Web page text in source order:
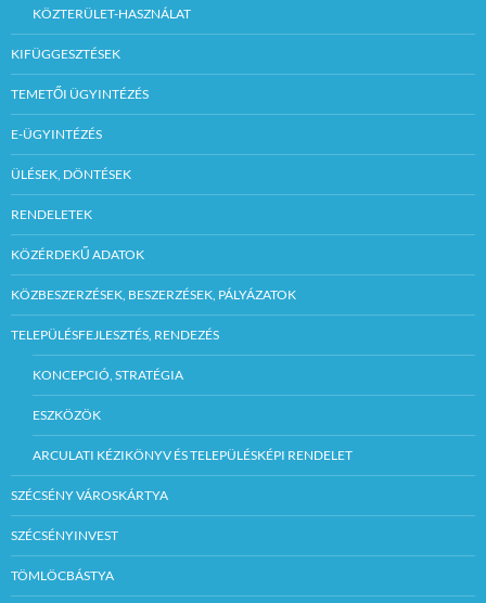
KÖZTERÜLET-HASZNÁLAT
KIFÜGGESZTÉSEK
TEMETŐI ÜGYINTÉZÉS
E-ÜGYINTÉZÉS
ÜLÉSEK, DÖNTÉSEK
RENDELETEK
KÖZÉRDEKŰ ADATOK
KÖZBESZERZÉSEK, BESZERZÉSEK, PÁLYÁZATOK
TELEPÜLÉSFEJLESZTÉS, RENDEZÉS
KONCEPCIÓ, STRATÉGIA
ESZKÖZÖK
ARCULATI KÉZIKÖNYV ÉS TELEPÜLÉSKÉPI RENDELET
SZÉCSÉNY VÁROSKÁRTYA
SZÉCSÉNYINVEST
TÖMLÖCBÁSTYA